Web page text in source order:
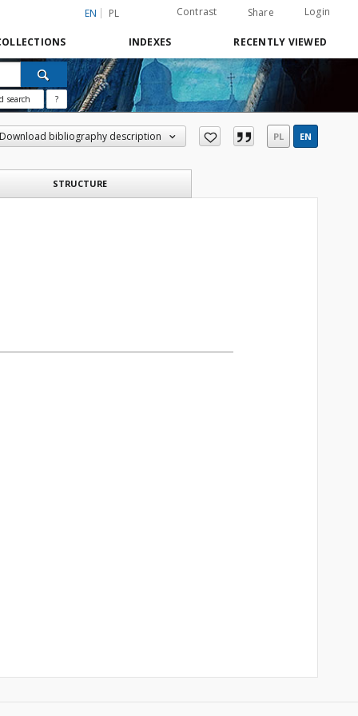
EN PL Contrast Share Login
INDEXES RECENTLY VIEWED
search ?
Download bibliography description PL EN
STRUCTURE